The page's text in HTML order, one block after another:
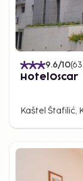
9.6/10(63
HotelOscar
Kaštel Štafilić,